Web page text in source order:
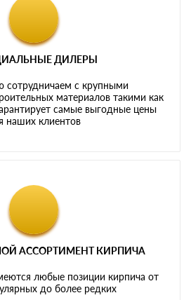
ДИЛЕРЫ
с крупными
материалов такими как
самые выгодные цены
наших клиентов
АССОРТИМЕНТ КИРПИЧА
любые позиции кирпича от
до более редких